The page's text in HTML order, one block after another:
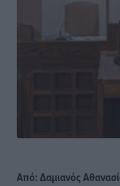
Από:Δαμιανός